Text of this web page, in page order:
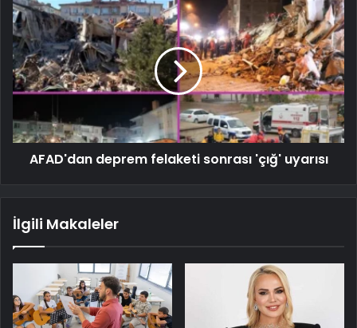
AFAD'dan deprem felaketi sonrası 'çığ' uyarısı
İlgili Makaleler